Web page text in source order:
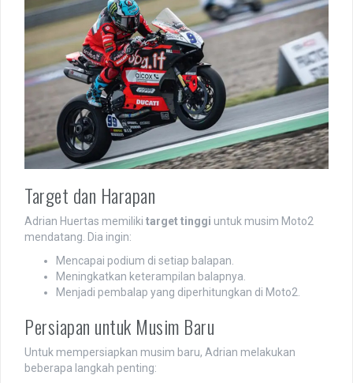
Target dan Harapan
Adrian Huertas memiliki target tinggi untuk musim Moto2
mendatang. Dia ingin:
Mencapai podium di setiap balapan.
Meningkatkan keterampilan balapnya.
Menjadi pembalap yang diperhitungkan di Moto2.
Persiapan untuk Musim Baru
Untuk mempersiapkan musim baru, Adrian melakukan
beberapa langkah penting: